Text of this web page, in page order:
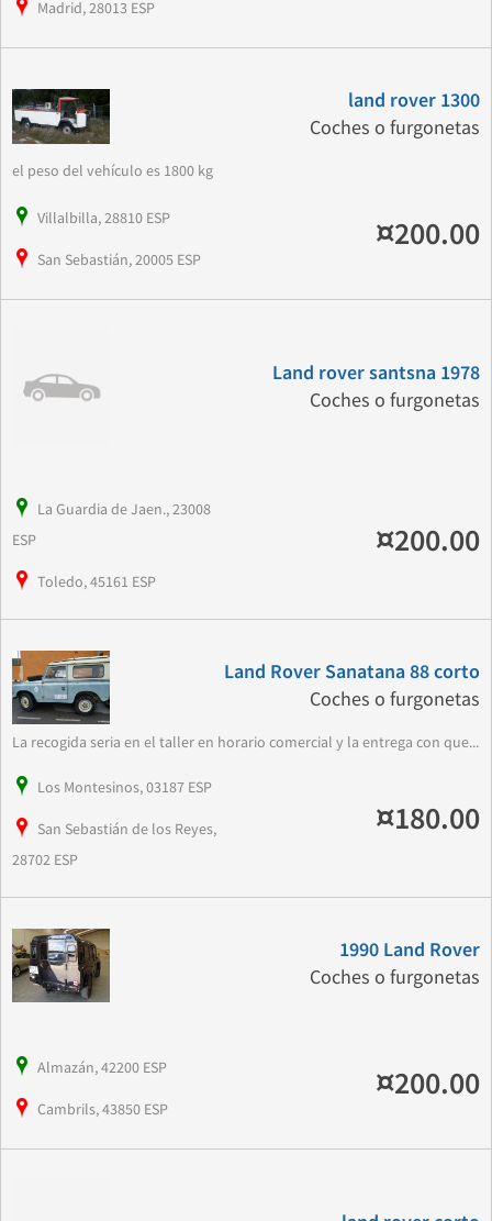
Madrid, 28013 ESP
land rover 1300
Coches o furgonetas
el peso del vehículo es 1800 kg
Villalbilla, 28810 ESP
San Sebastián, 20005 ESP
¤200.00
Land rover santsna 1978
Coches o furgonetas
La Guardia de Jaen., 23008
ESP
Toledo, 45161 ESP
¤200.00
Land Rover Sanatana 88 corto
Coches o furgonetas
La recogida seria en el taller en horario comercial y la entrega con que...
Los Montesinos, 03187 ESP
San Sebastián de los Reyes,
28702 ESP
¤180.00
1990 Land Rover
Coches o furgonetas
Almazán, 42200 ESP
Cambrils, 43850 ESP
¤200.00